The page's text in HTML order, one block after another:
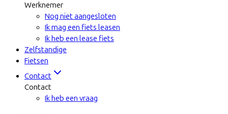
Werknemer
Nog niet aangesloten
Ik mag een fiets leasen
Ik heb een lease fiets
Zelfstandige
Fietsen
Contact
Contact
Ik heb een vraag